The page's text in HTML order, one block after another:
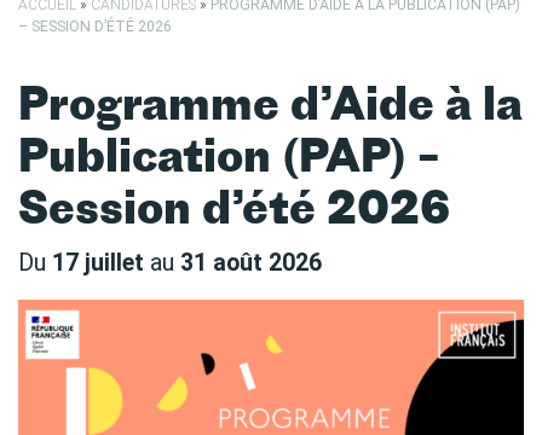
ACCUEIL » CANDIDATURES » PROGRAMME D’AIDE À LA PUBLICATION (PAP)
– SESSION D’ÉTÉ 2026
Programme d’Aide à la
Publication (PAP) –
Session d’été 2026
Du 17 juillet au 31 août 2026